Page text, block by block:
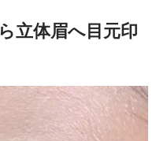
立体眉へ目元印